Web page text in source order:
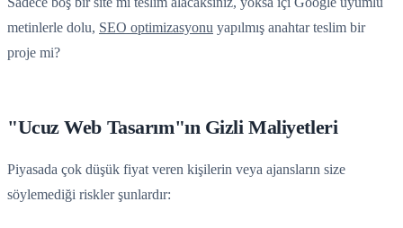
metinlerle dolu, SEO optimizasyonu yapılmış anahtar teslim bir
proje mi?
"Ucuz Web Tasarım"ın Gizli Maliyetleri
Piyasada çok düşük fiyat veren kişilerin veya ajansların size
söylemediği riskler şunlardır: